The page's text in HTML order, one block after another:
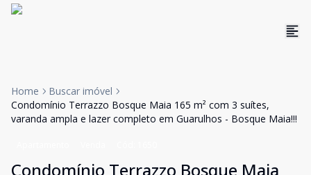
Home
Buscar imóvel
Condomínio Terrazzo Bosque Maia 165 m² com 3 suítes,
varanda ampla e lazer completo em Guarulhos - Bosque Maia!!!
Condomínio Terrazzo Bosque Maia